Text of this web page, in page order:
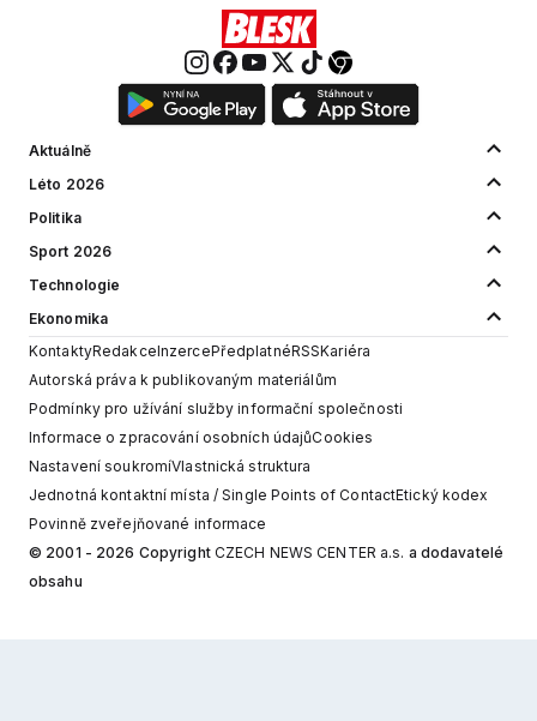
Aktuálně
Léto 2026
Politika
Sport 2026
Technologie
Ekonomika
KontaktyRedakceInzercePředplatnéRSSKariéra
Autorská práva k publikovaným materiálům
Podmínky pro užívání služby informační společnosti
Informace o zpracování osobních údajůCookies
Nastavení soukromíVlastnická struktura
Jednotná kontaktní místa / Single Points of ContactEtický kodex
Povinně zveřejňované informace
© 2001 - 2026 Copyright CZECH NEWS CENTER a.s. a dodavatelé
obsahu